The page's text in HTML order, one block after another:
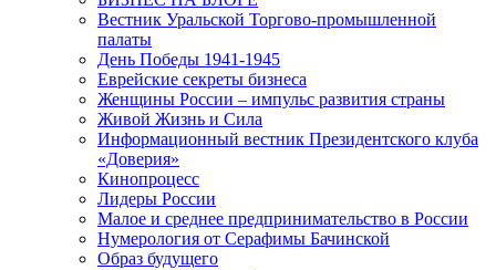
Вестник Уральской Торгово-промышленной
палаты
День Победы 1941-1945
Еврейские секреты бизнеса
Женщины России – импульс развития страны
Живой Жизнь и Сила
Информационный вестник Президентского клуба
«Доверия»
Кинопроцесс
Лидеры России
Малое и среднее предпринимательство в России
Нумерология от Серафимы Бачинской
Образ будущего